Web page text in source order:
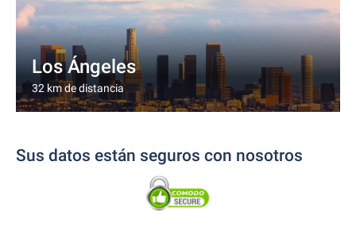
Los Ángeles
32 km de distancia
Sus datos están seguros con nosotros